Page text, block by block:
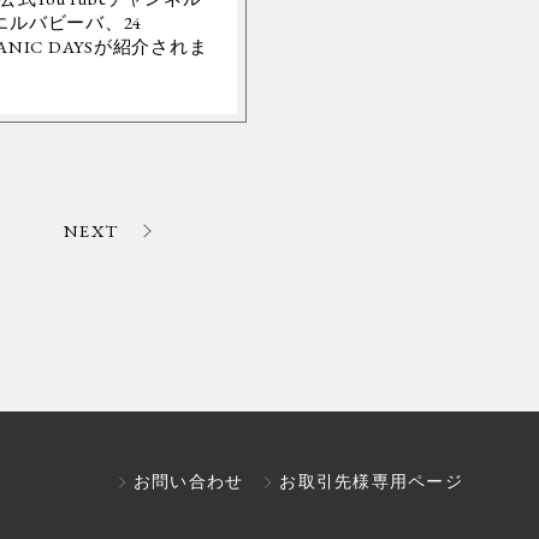
ルバビーバ、24
DAYSが紹介されま
NEXT
お問い合わせ お取引先様専用ページ